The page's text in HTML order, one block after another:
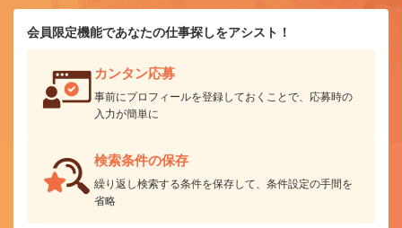
会員限定機能であなたの仕事探しをアシスト！
カンタン応募
事前にプロフィールを登録しておくことで、応募時の
入力が簡単に
検索条件の保存
繰り返し検索する条件を保存して、条件設定の手間を
省略